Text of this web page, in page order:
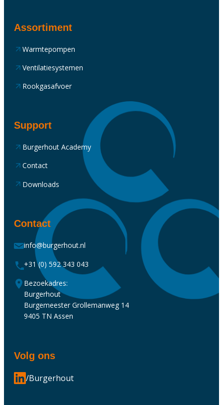
Assortiment
Warmtepompen
Ventilatiesystemen
Rookgasafvoer
Support
Burgerhout Academy
Contact
Downloads
Contact
info@burgerhout.nl
+31 (0) 592 343 043
Bezoekadres:
Burgerhout
Burgemeester Grollemanweg 14
9405 TN Assen
Volg ons
/Burgerhout